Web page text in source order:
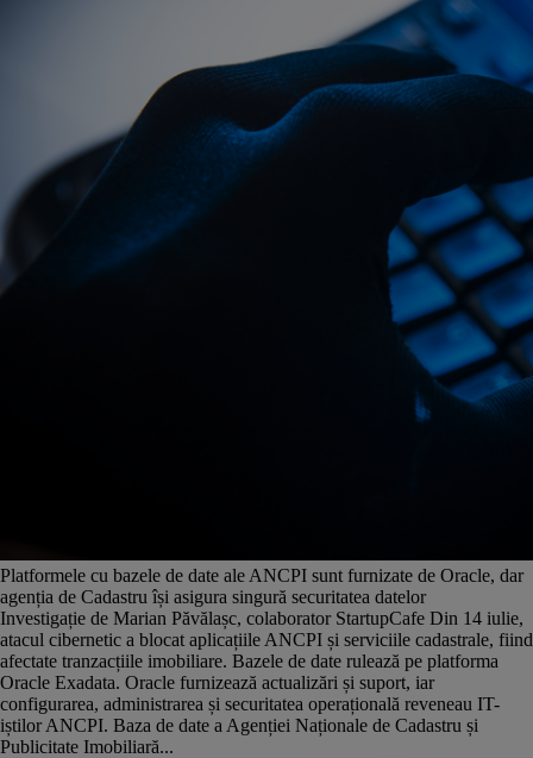
Platformele cu bazele de date ale ANCPI sunt furnizate de Oracle, dar
agenția de Cadastru își asigura singură securitatea datelor
Investigație de Marian Păvălașc, colaborator StartupCafe Din 14 iulie,
atacul cibernetic a blocat aplicațiile ANCPI și serviciile cadastrale, fiind
afectate tranzacțiile imobiliare. Bazele de date rulează pe platforma
Oracle Exadata. Oracle furnizează actualizări și suport, iar
configurarea, administrarea și securitatea operațională reveneau IT-
iștilor ANCPI. Baza de date a Agenției Naționale de Cadastru și
Publicitate Imobiliară...